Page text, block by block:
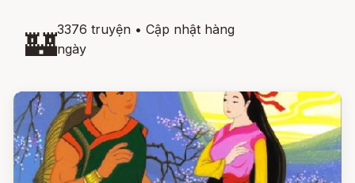
🏰3376 truyện • Cập nhật hàng
ngày